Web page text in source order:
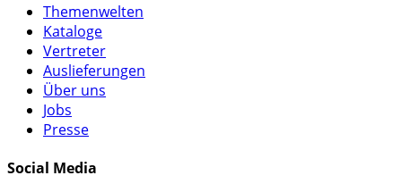
Themenwelten
Kataloge
Vertreter
Auslieferungen
Über uns
Jobs
Presse
Social Media